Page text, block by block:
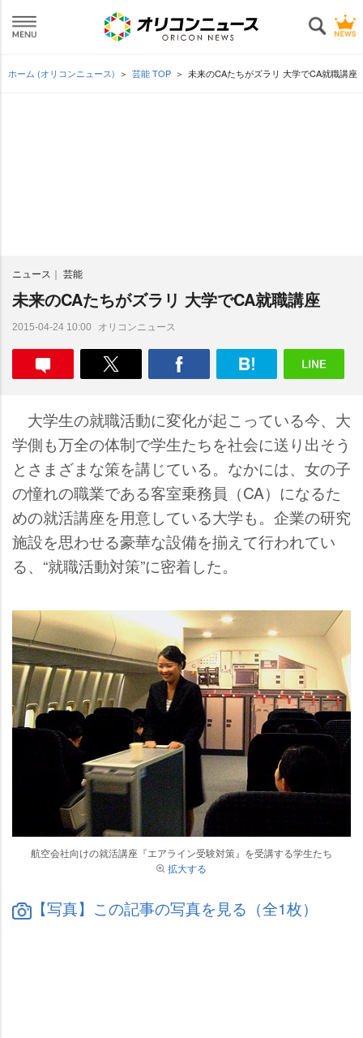
ホーム (オリコンニュース) 芸能 TOP 未来のCAたちがズラリ 大学でCA就職講座
ニュース 芸能
未来のCAたちがズラリ 大学でCA就職講座
2015-04-24 10:00 オリコンニュース
大学生の就職活動に変化が起こっている今、大
学側も万全の体制で学生たちを社会に送り出そう
とさまざまな策を講じている。なかには、女の子
の憧れの職業である客室乗務員（CA）になるた
めの就活講座を用意している大学も。企業の研究
施設を思わせる豪華な設備を揃えて行われてい
る、“就職活動対策”に密着した。
航空会社向けの就活講座『エアライン受験対策』を受講する学生たち
拡大する
【写真】この記事の写真を見る（全1枚）